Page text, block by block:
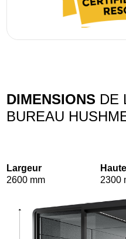
DIMENSIONS DE
BUREAU
Largeur
2600 mm
2300